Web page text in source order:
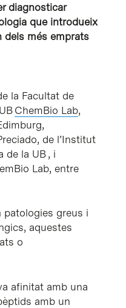
diagnosticar
que introdueix
dels més emprats
la Facultat de
ChemBio Lab,
de l’Institut
de la UB , i
Lab, entre
greus i
aquestes
o
afinitat amb una
amb un